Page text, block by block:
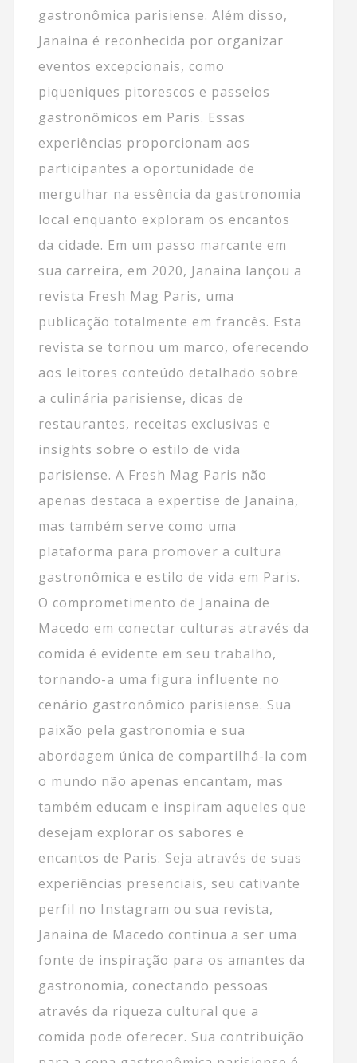
gastronômica parisiense. Além disso,
Janaina é reconhecida por organizar
eventos excepcionais, como
piqueniques pitorescos e passeios
gastronômicos em Paris. Essas
experiências proporcionam aos
participantes a oportunidade de
mergulhar na essência da gastronomia
local enquanto exploram os encantos
da cidade. Em um passo marcante em
sua carreira, em 2020, Janaina lançou a
revista Fresh Mag Paris, uma
publicação totalmente em francês. Esta
revista se tornou um marco, oferecendo
aos leitores conteúdo detalhado sobre
a culinária parisiense, dicas de
restaurantes, receitas exclusivas e
insights sobre o estilo de vida
parisiense. A Fresh Mag Paris não
apenas destaca a expertise de Janaina,
mas também serve como uma
plataforma para promover a cultura
gastronômica e estilo de vida em Paris.
O comprometimento de Janaina de
Macedo em conectar culturas através da
comida é evidente em seu trabalho,
tornando-a uma figura influente no
cenário gastronômico parisiense. Sua
paixão pela gastronomia e sua
abordagem única de compartilhá-la com
o mundo não apenas encantam, mas
também educam e inspiram aqueles que
desejam explorar os sabores e
encantos de Paris. Seja através de suas
experiências presenciais, seu cativante
perfil no Instagram ou sua revista,
Janaina de Macedo continua a ser uma
fonte de inspiração para os amantes da
gastronomia, conectando pessoas
através da riqueza cultural que a
comida pode oferecer. Sua contribuição